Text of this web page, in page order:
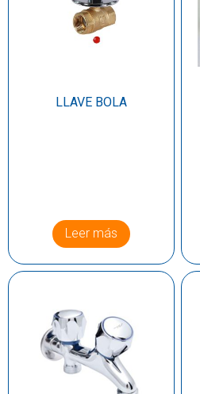
LLAVE BOLA
Leer más